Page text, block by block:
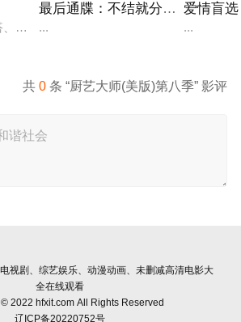
分手。他甚至用糖果戒指求婚。但现在
最后通牒：不结就分第四季
...
爱情盲
...
共0 条 “厨艺大师(美版)第八季” 影评
视剧、综艺娱乐、动漫动画、未删减高清电影大
全在线观看
2022 hfxit.com All Rights Reserved
辽ICP备20220752号